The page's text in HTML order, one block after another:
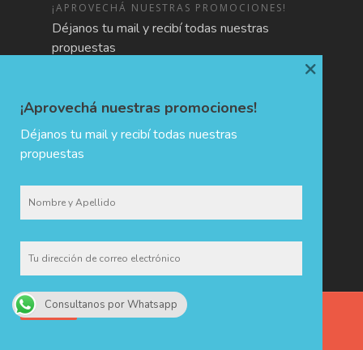
¡APROVECHÁ NUESTRAS PROMOCIONES!
Déjanos tu mail y recibí todas nuestras
propuestas
CHIDA · Holiday & Trip Planners © 2017 - Todos los derechos
Consultanos por Whatsapp
¡Aprovechá nuestras promociones!
Déjanos tu mail y recibí todas nuestras
propuestas
×